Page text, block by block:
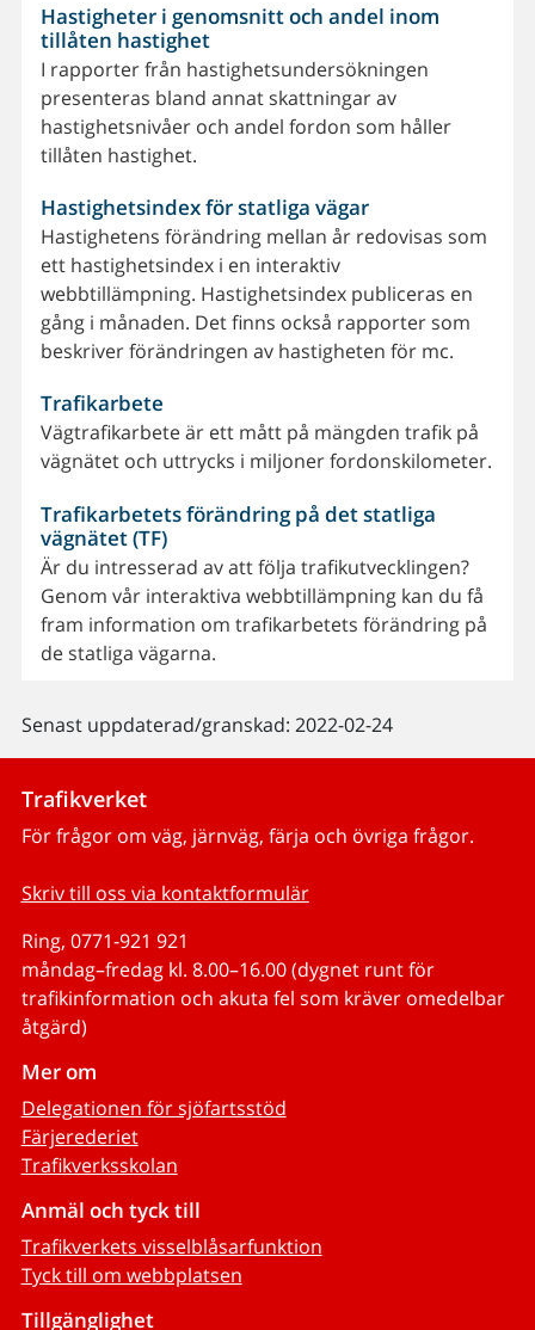
Hastigheter i genomsnitt och andel inom
tillåten hastighet
I rapporter från hastighetsundersökningen
presenteras bland annat skattningar av
hastighetsnivåer och andel fordon som håller
tillåten hastighet.
Hastighetsindex för statliga vägar
Hastighetens förändring mellan år redovisas som
ett hastighetsindex i en interaktiv
webbtillämpning. Hastighetsindex publiceras en
gång i månaden. Det finns också rapporter som
beskriver förändringen av hastigheten för mc.
Trafikarbete
Vägtrafikarbete är ett mått på mängden trafik på
vägnätet och uttrycks i miljoner fordonskilometer.
Trafikarbetets förändring på det statliga
vägnätet (TF)
Är du intresserad av att följa trafikutvecklingen?
Genom vår interaktiva webbtillämpning kan du få
fram information om trafikarbetets förändring på
de statliga vägarna.
Senast uppdaterad/granskad: 2022-02-24
Trafikverket
För frågor om väg, järnväg, färja och övriga frågor.
Skriv till oss via kontaktformulär
Ring, 0771-921 921
måndag–fredag kl. 8.00–16.00 (dygnet runt för
trafikinformation och akuta fel som kräver omedelbar
åtgärd)
Mer om
Delegationen för sjöfartsstöd
Färjerederiet
Trafikverksskolan
Anmäl och tyck till
Trafikverkets visselblåsarfunktion
Tyck till om webbplatsen
Tillgänglighet